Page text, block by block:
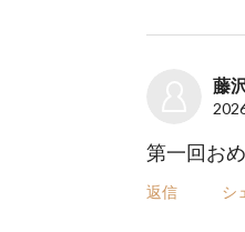
藤
第一回お
返信 シ